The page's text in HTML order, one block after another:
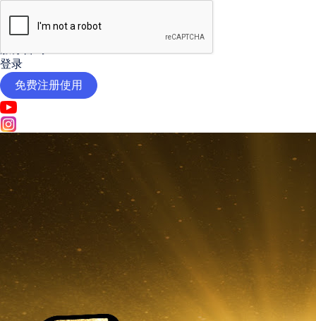
AI工具
定价
登录
免费注册使用